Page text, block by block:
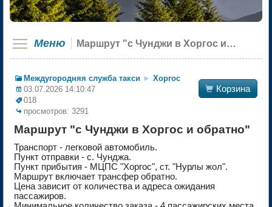
Меню Маршрут "с Чунджи в Хоргос и обратно"
 Корзина
Междугородняя служба такси ► Хоргос
03.07.2026 14:10:47
018
просмотров: 3291
Маршрут "с Чунджи в Хоргос и обратно"
Транспорт - легковой автомобиль.
Пункт отправки - с. Чунджа.
Пункт прибытия - МЦПС "Хоргос", ст. "Нурлы жол".
Маршрут включает трансфер обратно.
Цена зависит от количества и адреса ожидания
пассажиров.